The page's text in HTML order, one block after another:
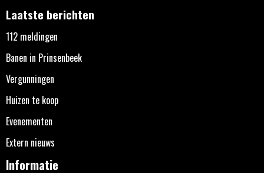
Laatste berichten
112 meldingen
Banen in Prinsenbeek
Vergunningen
Huizen te koop
Evenementen
Extern nieuws
Informatie